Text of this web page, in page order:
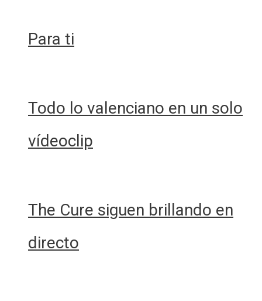
Para ti
Todo lo valenciano en un solo
vídeoclip
The Cure siguen brillando en
directo